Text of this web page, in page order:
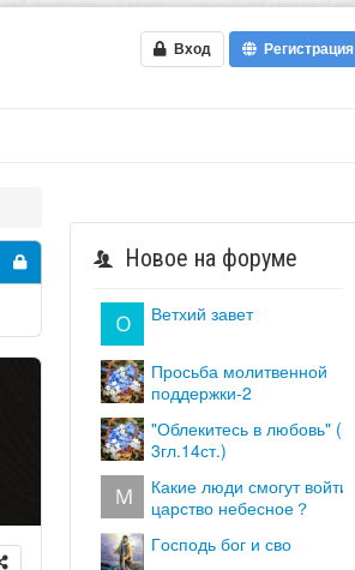
Вход Регистрация
Новое на форуме
ветхий завет
просьба молитвенной
поддержки-2
"облекитесь в любовь" (кол.
3гл.14ст.)
какие люди смогут войти в
царство небесное？
господь бог и сво